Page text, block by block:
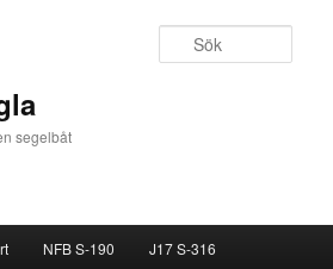
segelbåt
NFB S-190 J17 S-316